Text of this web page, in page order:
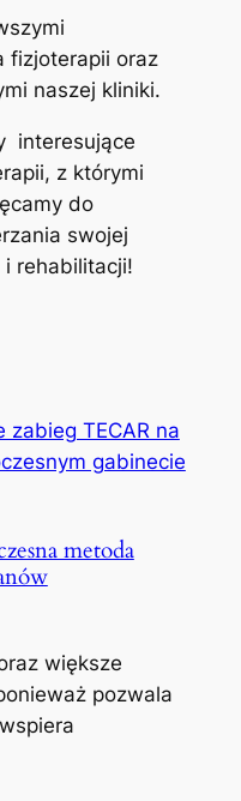
fizjoterapii oraz
naszej kliniki.
interesujące
z którymi
do
swojej
rehabilitacji!
metoda
większe
pozwala